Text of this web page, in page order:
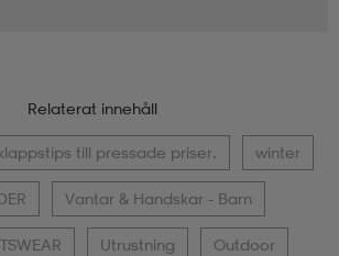
Relaterat innehåll
till pressade priser. winter
Vantar & Handskar - Barn
Utrustning Outdoor